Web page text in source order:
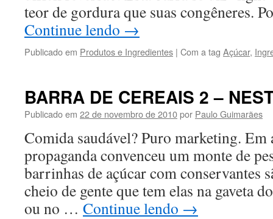
teor de gordura que suas congêneres.
Continue lendo →
Publicado em Produtos e Ingredientes | Com a tag Açúcar,
BARRA DE CEREAIS 2 –
Publicado em 22 de novembro de 2010por Paulo Guimarães
Comida saudável? Puro marketing.
propaganda convenceu um monte de
barrinhas de açúcar com conservantes
cheio de gente que tem elas na gaveta
ou no … Continue lendo →